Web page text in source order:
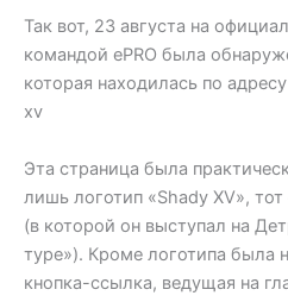
Так вот, 23 августа на
командой ePRO была
которая находилась по
xv
Эта страница была
лишь логотип «Shady XV»,
(в которой он выступал на
туре»). Кроме логотипа была
кнопка-ссылка, ведущая на